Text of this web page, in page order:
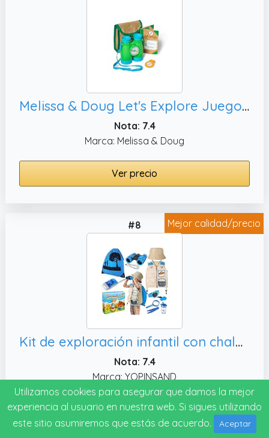
Melissa & Doug Let's Explore Juego de prismáticos y brújula, 3+ Regalo para niño o niña
Nota: 7.4
Marca: Melissa & Doug
Ver precio
Mejor calidad/precio
#8
Kit de exploración infantil con chaleco, juguete al aire libre para niños y niñas
Nota: 7.4
Marca: YOPINSAND
Ver precio
Utilizamos cookies para asegurar que damos la mejor
experiencia al usuario en nuestra web. Si sigues utilizando
este sitio asumiremos que estás de acuerdo.
Aceptar